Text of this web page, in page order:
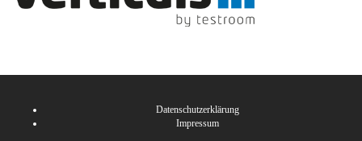
Datenschutzerklärung
Impressum